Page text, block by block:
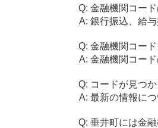
金融機関コー
銀行振込、給
金融機関コー
金融機関コー
コードが見つ
最新の情報に
垂井町には金